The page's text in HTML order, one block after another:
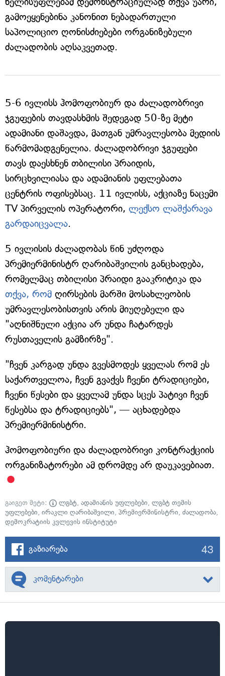
გამოეყენებინა კანონით ნებადართული
საპოლიციო ღონისძიებები ორგანიზებული
ძალადობის აღსაკვეთად.
5-6 ივლისს ჰომოფობიურ და ძალადობრივი
ჯგუფების თავდასხმის შედეგად 50-ზე მეტი
ადამიანი დაშავდა, მათგან უმრავლესობა მედიის
წარმომადგენელია. ძალადობრივი ჯგუფები
თავს დაესხნენ თბილისი პრაიდის,
სირცხვილიასა და ადამიანის უფლებათა
ცენტრის ოფისებსაც. 11 ივლისს, აქციაზე ნაცემი
TV პირველის ოპერატორი, ლექსო ლაშქარავა
გარდაიცვალა.
5 ივლისის ძალადობას წინ უძღოდა
პრემიერმინისტრ ღარიბაშვილის განცხადება,
რომელმაც თბილისი პრაიდი გააკრიტიკა და
თქვა, რომ ღირსების მარში მოსახლეობის
უმრავლესობისთვის არის მიუღებელი და
"აღნიშნული აქცია არ უნდა ჩატარდეს
რუსთაველის გამზირზე".
"ჩვენ კარგად უნდა გვესმოდეს ყველას რომ ეს
საქართველოა, ჩვენ გვაქვს ჩვენი ტრადიციები,
ჩვენი წესები და ყველამ უნდა სცეს პატივი ჩვენ
წესებსა და ტრადიციებს", — აცხადებდა
პრემიერმინისტრი.
ჰომოფობიური და ძალადობრივი კონტრაქციის
ორგანიზატორები ამ დრომდე არ დაუკავებიათ.
გაიგეთ მეტი: ლგბტ, ადამიანის უფლებები, ლგბტ თემის
უფლებები, ირაკლი ღარიბაშვილი, პრემიერმინისტრი, ძალადობა,
დემოკრატიის კვლევის ინსტიტუტი
გაზიარება 43
კომენტარები